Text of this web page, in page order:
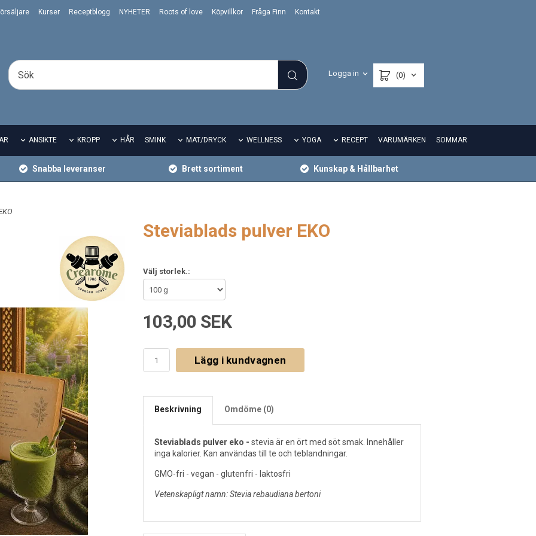
Kurser Receptblogg NYHETER Roots of love Köpvillkor Fråga Finn Kontakt
Logga in (0)
ANSIKTE KROPP HÅR SMINK MAT/DRYCK WELLNESS YOGA RECEPT VARUMÄRKEN SOMMAR
Snabba leveranser Brett sortiment Kunskap & Hållbarhet
Steviablads pulver EKO
Välj storlek.:
103,00 SEK
Lägg i kundvagnen
Beskrivning Omdöme (0)
Steviablads pulver eko - stevia är en ört med söt smak. Innehåller
inga kalorier. Kan användas till te och teblandningar.
GMO-fri - vegan - glutenfri - laktosfri
Vetenskapligt namn: Stevia rebaudiana bertoni